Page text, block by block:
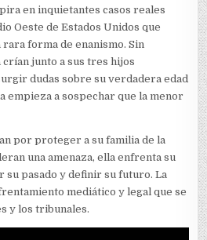
en inquietantes casos reales
Oeste de Estados Unidos que
rara forma de enanismo. Sin
crían junto a sus tres hijos
dudas sobre su verdadera edad
empieza a sospechar que la menor
por proteger a su familia de la
una amenaza, ella enfrenta su
pasado y definir su futuro. La
mediático y legal que se
y los tribunales.